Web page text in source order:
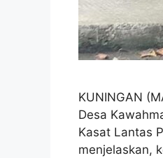
KUNINGAN
Desa
Kasat Lantas
menjelaskan,